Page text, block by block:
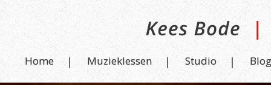
Home Muzieklessen Studio Blog